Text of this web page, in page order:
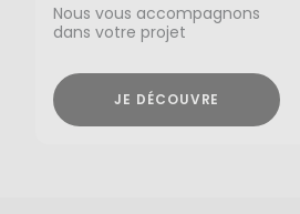
Nous vous accompagnons
dans votre projet
JE DÉCOUVRE